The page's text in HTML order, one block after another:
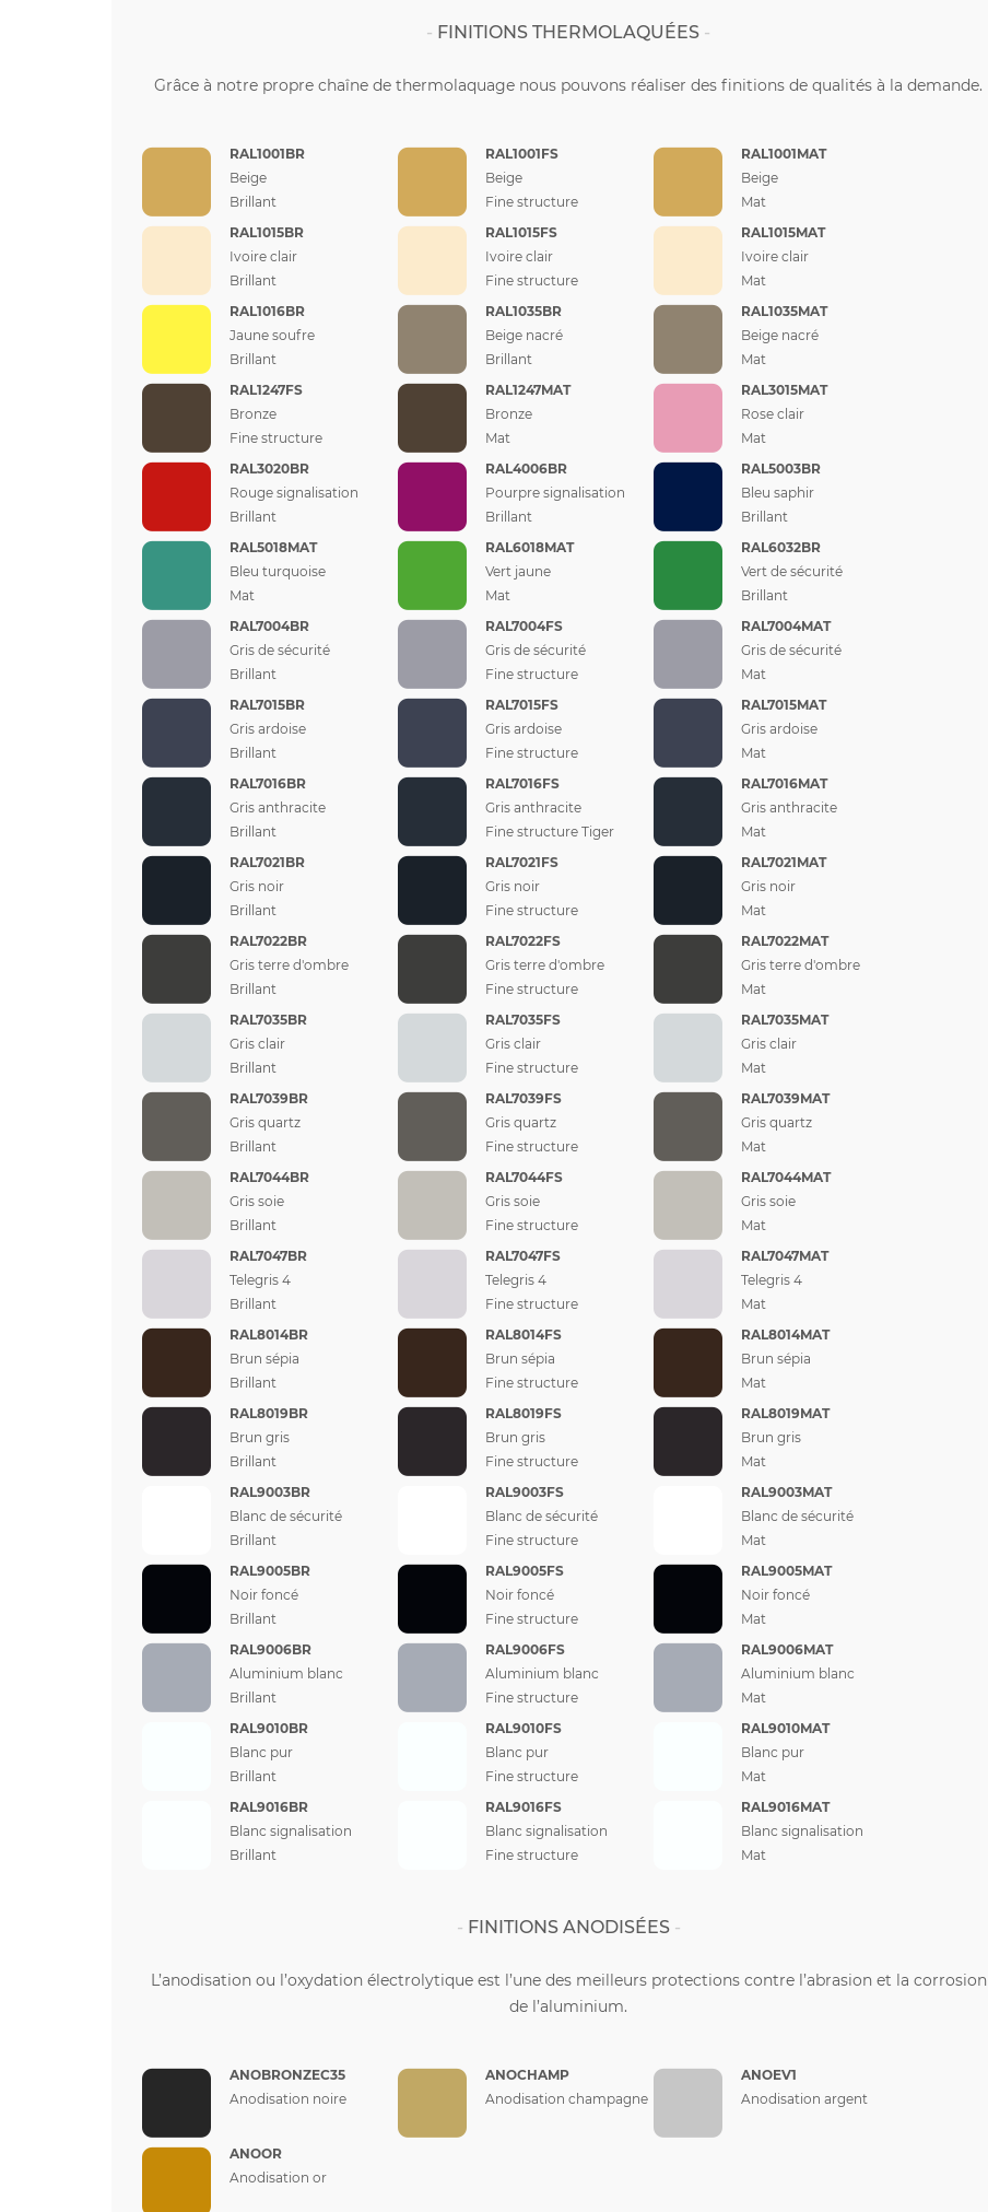
FINITIONS THERMOLAQUÉES
Grâce à notre propre chaîne de thermolaquage nous pouvons réaliser des finitions de qualités à la demande.
RAL1001BR
Beige
Brillant
RAL1001FS
Beige
Fine structure
RAL1001MAT
Beige
Mat
RAL1015BR
Ivoire clair
Brillant
RAL1015FS
Ivoire clair
Fine structure
RAL1015MAT
Ivoire clair
Mat
RAL1016BR
Jaune soufre
Brillant
RAL1035BR
Beige nacré
Brillant
RAL1035MAT
Beige nacré
Mat
RAL1247FS
Bronze
Fine structure
RAL1247MAT
Bronze
Mat
RAL3015MAT
Rose clair
Mat
RAL3020BR
Rouge signalisation
Brillant
RAL4006BR
Pourpre signalisation
Brillant
RAL5003BR
Bleu saphir
Brillant
RAL5018MAT
Bleu turquoise
Mat
RAL6018MAT
Vert jaune
Mat
RAL6032BR
Vert de sécurité
Brillant
RAL7004BR
Gris de sécurité
Brillant
RAL7004FS
Gris de sécurité
Fine structure
RAL7004MAT
Gris de sécurité
Mat
RAL7015BR
Gris ardoise
Brillant
RAL7015FS
Gris ardoise
Fine structure
RAL7015MAT
Gris ardoise
Mat
RAL7016BR
Gris anthracite
Brillant
RAL7016FS
Gris anthracite
Fine structure Tiger
RAL7016MAT
Gris anthracite
Mat
RAL7021BR
Gris noir
Brillant
RAL7021FS
Gris noir
Fine structure
RAL7021MAT
Gris noir
Mat
RAL7022BR
Gris terre d'ombre
Brillant
RAL7022FS
Gris terre d'ombre
Fine structure
RAL7022MAT
Gris terre d'ombre
Mat
RAL7035BR
Gris clair
Brillant
RAL7035FS
Gris clair
Fine structure
RAL7035MAT
Gris clair
Mat
RAL7039BR
Gris quartz
Brillant
RAL7039FS
Gris quartz
Fine structure
RAL7039MAT
Gris quartz
Mat
RAL7044BR
Gris soie
Brillant
RAL7044FS
Gris soie
Fine structure
RAL7044MAT
Gris soie
Mat
RAL7047BR
Telegris 4
Brillant
RAL7047FS
Telegris 4
Fine structure
RAL7047MAT
Telegris 4
Mat
RAL8014BR
Brun sépia
Brillant
RAL8014FS
Brun sépia
Fine structure
RAL8014MAT
Brun sépia
Mat
RAL8019BR
Brun gris
Brillant
RAL8019FS
Brun gris
Fine structure
RAL8019MAT
Brun gris
Mat
RAL9003BR
Blanc de sécurité
Brillant
RAL9003FS
Blanc de sécurité
Fine structure
RAL9003MAT
Blanc de sécurité
Mat
RAL9005BR
Noir foncé
Brillant
RAL9005FS
Noir foncé
Fine structure
RAL9005MAT
Noir foncé
Mat
RAL9006BR
Aluminium blanc
Brillant
RAL9006FS
Aluminium blanc
Fine structure
RAL9006MAT
Aluminium blanc
Mat
RAL9010BR
Blanc pur
Brillant
RAL9010FS
Blanc pur
Fine structure
RAL9010MAT
Blanc pur
Mat
RAL9016BR
Blanc signalisation
Brillant
RAL9016FS
Blanc signalisation
Fine structure
RAL9016MAT
Blanc signalisation
Mat
FINITIONS ANODISÉES
L’anodisation ou l’oxydation électrolytique est l’une des meilleurs protections contre l’abrasion et la corrosion
de l’aluminium.
ANOBRONZEC35
Anodisation noire
ANOCHAMP
Anodisation champagne
ANOEV1
Anodisation argent
ANOOR
Anodisation or